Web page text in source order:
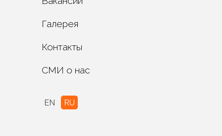
Промышленные
Специальные
Техническое
Разработка
Галерея
Контакты
СМИ о нас
RU
EN